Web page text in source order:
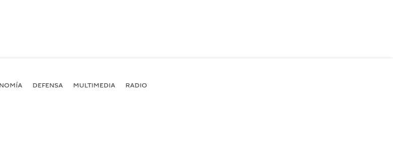
DEFENSA MULTIMEDIA RADIO